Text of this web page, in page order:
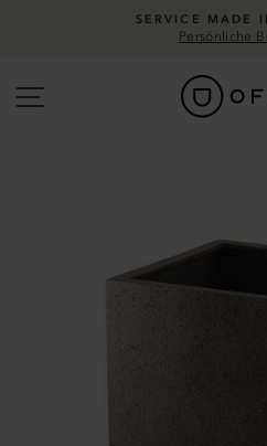
SERVICE MADE
Persönliche